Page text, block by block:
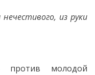
из руки
против молодой